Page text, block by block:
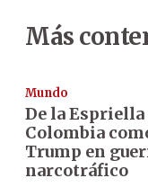
Más
Mundo
De la Espriella
Colombia
Trump en
narcotráfico